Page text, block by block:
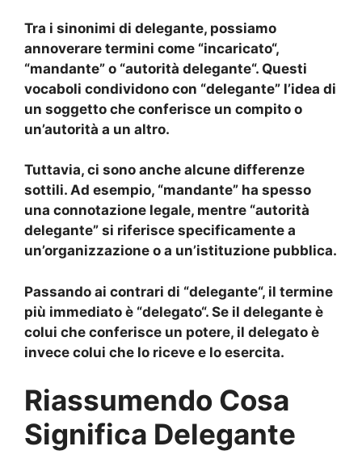
Tra i sinonimi di delegante, possiamo
annoverare termini come “incaricato“,
“mandante” o “autorità delegante“. Questi
vocaboli condividono con “delegante” l’idea di
un soggetto che conferisce un compito o
un’autorità a un altro.
Tuttavia, ci sono anche alcune differenze
sottili. Ad esempio, “mandante” ha spesso
una connotazione legale, mentre “autorità
delegante” si riferisce specificamente a
un’organizzazione o a un’istituzione pubblica.
Passando ai contrari di “delegante“, il termine
più immediato è “delegato“. Se il delegante è
colui che conferisce un potere, il delegato è
invece colui che lo riceve e lo esercita.
Riassumendo Cosa
Significa Delegante